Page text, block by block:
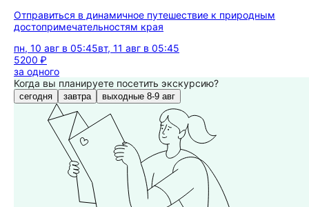
Отправиться в динамичное путешествие к природным
достопримечательностям края
пн, 10 авг в 05:45вт, 11 авг в 05:45
5200 ₽
за одного
Когда вы планируете посетить экскурсию?
сегодня завтра выходные 8-9 авг